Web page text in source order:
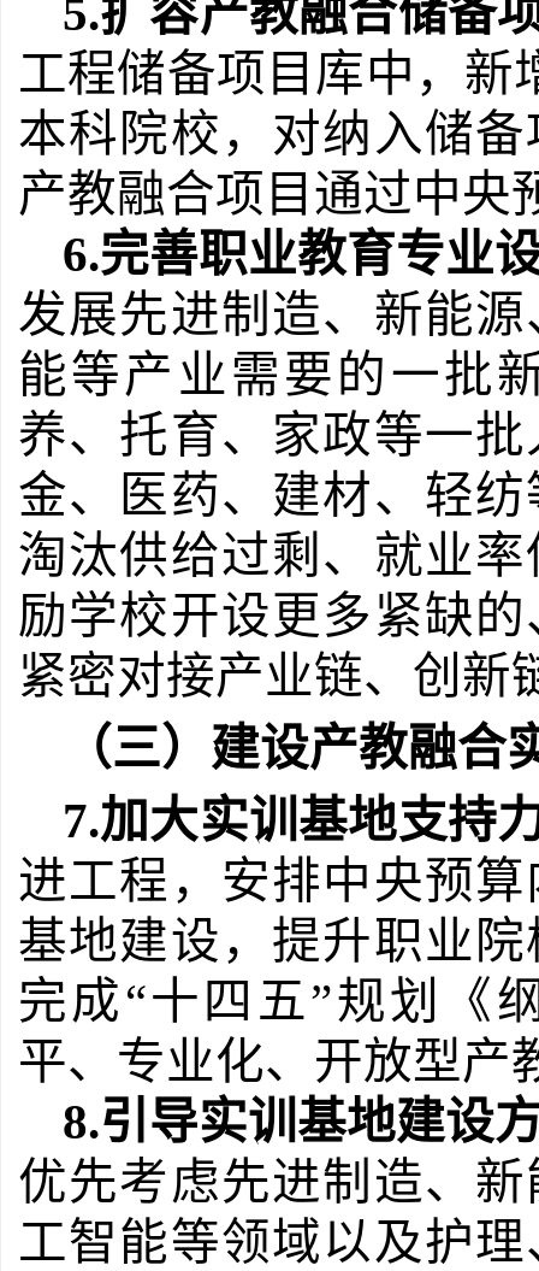
5.扩容产教融合储备
工程储备项目库中，新
本科院校，对纳入储
产教融合项目通过中央
6.完善职业教育专业
发展先进制造、新能
能等产业需要的一批
养、托育、家政等一
金、医药、建材、轻
淘汰供给过剩、就业
励学校开设更多紧缺
紧密对接产业链、创新
（三）建设产教融合
7.加大实训基地支持
进工程，安排中央预
基地建设，提升职业
完成“十四五”规划
《
平、专业化、开放型产
8.引导实训基地建设
优先考虑先进制造、
工智能等领域以及护